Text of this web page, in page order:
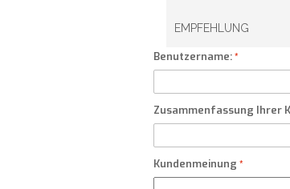
EMPFEHLUNG
Benutzername:
Zusammenfassung Ihrer
Kundenmeinung